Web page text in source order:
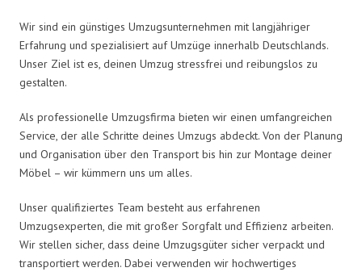
Wir sind ein günstiges Umzugsunternehmen mit langjähriger
Erfahrung und spezialisiert auf Umzüge innerhalb Deutschlands.
Unser Ziel ist es, deinen Umzug stressfrei und reibungslos zu
gestalten.
Als professionelle Umzugsfirma bieten wir einen umfangreichen
Service, der alle Schritte deines Umzugs abdeckt. Von der Planung
und Organisation über den Transport bis hin zur Montage deiner
Möbel – wir kümmern uns um alles.
Unser qualifiziertes Team besteht aus erfahrenen
Umzugsexperten, die mit großer Sorgfalt und Effizienz arbeiten.
Wir stellen sicher, dass deine Umzugsgüter sicher verpackt und
transportiert werden. Dabei verwenden wir hochwertiges